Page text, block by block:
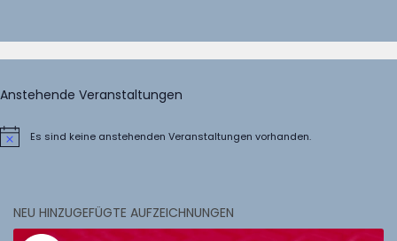
Anstehende Veranstaltungen
HinweisEs sind keine anstehenden Veranstaltungen vorhanden.
NEU HINZUGEFÜGTE AUFZEICHNUNGEN